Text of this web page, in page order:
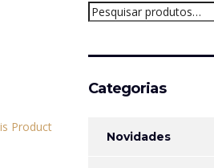
Pesquisar
por:
Categorias
Novidades